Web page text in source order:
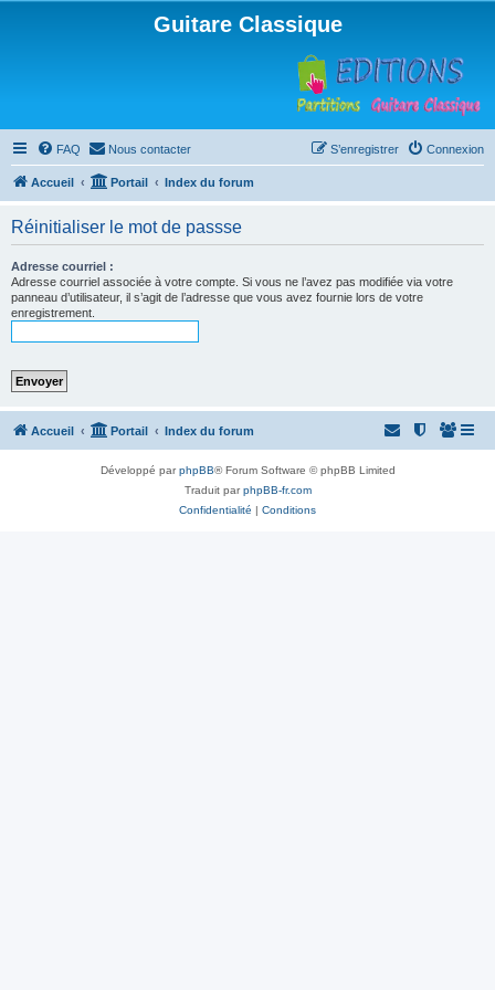
Guitare Classique
FAQ Nous contacter Connexion
S’enregistrer
Accueil Portail Index du forum
Réinitialiser le mot de passse
Adresse courriel :
Adresse courriel associée à votre compte. Si vous ne l’avez pas modifiée via votre
panneau d’utilisateur, il s’agit de l’adresse que vous avez fournie lors de votre
enregistrement.
Accueil Portail Index du forum
Développé parphpBB® Forum Software © phpBB Limited
Traduit parphpBB-fr.com
Confidentialité | Conditions